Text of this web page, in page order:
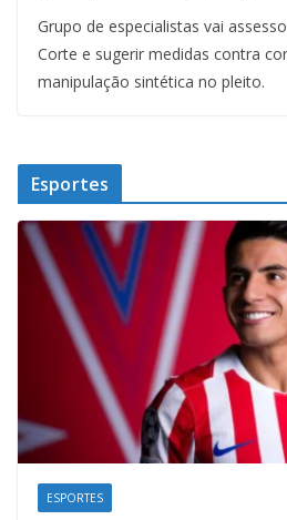
Grupo de especialistas vai
Corte e sugerir medidas contra
manipulação sintética no pleito.
Esportes
ESPORTES